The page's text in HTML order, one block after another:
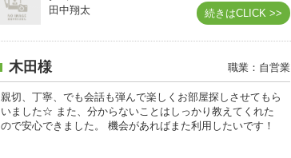
田中翔太
続きはCLICK >>
木田様 職業：自営業
親切、丁寧、でも会話も弾んで楽しくお部屋探しさせてもら
いました☆ また、分からないことはしっかり教えてくれた
ので安心できました。 機会があればまた利用したいです！